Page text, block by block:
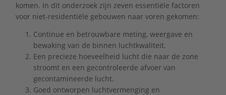
komen. In dit onderzoek zijn zeven essentiële factoren
voor niet-residentiële gebouwen naar voren gekomen:
Continue en betrouwbare meting, weergave en
bewaking van de binnen luchtkwaliteit.
Een precieze hoeveelheid lucht die naar de zone
stroomt en een gecontroleerde afvoer van
gecontamineerde lucht.
Goed ontworpen luchtvermenging en